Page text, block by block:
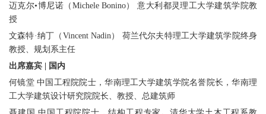
迈克尔•博尼诺（Michele Bonino） 意大利都灵理工大学建筑学院教
授
文森特·纳丁（Vincent Nadin） 荷兰代尔夫特理工大学建筑学院终身
教授、规划系主任
出席嘉宾 | 国内
何镜堂 中国工程院院士，华南理工大学建筑学院名誉院长，华南理
工大学建筑设计研究院院长、教授、总建筑师